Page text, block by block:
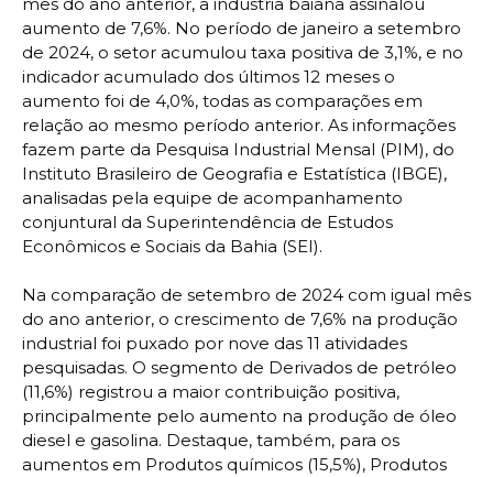
aumento de 7,6%. No período de janeiro a setembro
de 2024, o setor acumulou taxa positiva de 3,1%, e no
indicador acumulado dos últimos 12 meses o
aumento foi de 4,0%, todas as comparações em
relação ao mesmo período anterior. As informações
fazem parte da Pesquisa Industrial Mensal (PIM), do
Instituto Brasileiro de Geografia e Estatística (IBGE),
analisadas pela equipe de acompanhamento
conjuntural da Superintendência de Estudos
Econômicos e Sociais da Bahia (SEI).
Na comparação de setembro de 2024 com igual mês
do ano anterior, o crescimento de 7,6% na produção
industrial foi puxado por nove das 11 atividades
pesquisadas. O segmento de Derivados de petróleo
(11,6%) registrou a maior contribuição positiva,
principalmente pelo aumento na produção de óleo
diesel e gasolina. Destaque, também, para os
aumentos em Produtos químicos (15,5%), Produtos